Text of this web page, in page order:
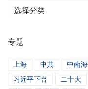
分
闻
专题
上海 中共 中南海
习近平下台
二十大